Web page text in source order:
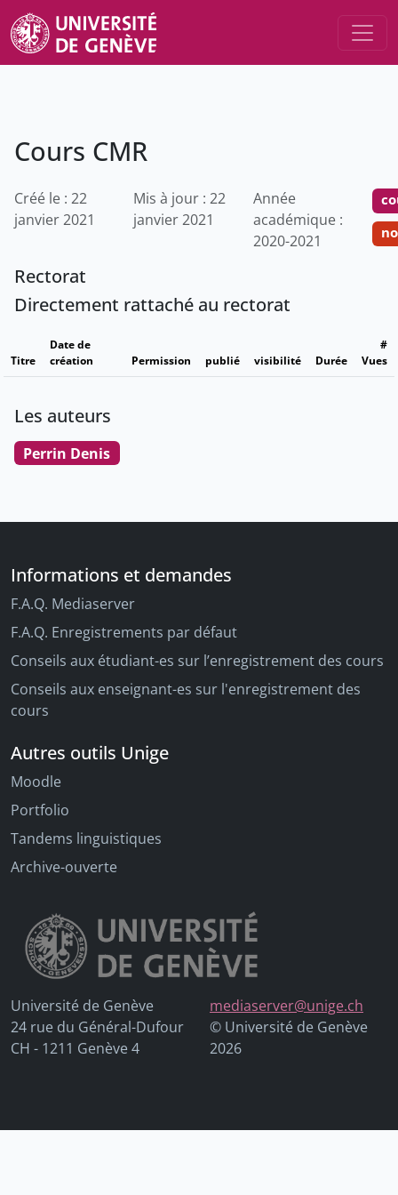
Cours CMR
Créé le : 22
janvier 2021
Mis à jour : 22
janvier 2021
Année
académique :
2020-2021
Rectorat
Directement rattaché au rectorat
Titre
Date de
création
Permission publié visibilité Durée
#
Vues
Les auteurs
Perrin Denis
Informations et demandes
F.A.Q. Mediaserver
F.A.Q. Enregistrements par défaut
Conseils aux étudiant-es sur l’enregistrement des cours
Conseils aux enseignant-es sur l'enregistrement des
cours
Autres outils Unige
Moodle
Portfolio
Tandems linguistiques
Archive-ouverte
Université de Genève
24 rue du Général-Dufour
CH - 1211 Genève 4
mediaserver@unige.ch
© Université de Genève
2026